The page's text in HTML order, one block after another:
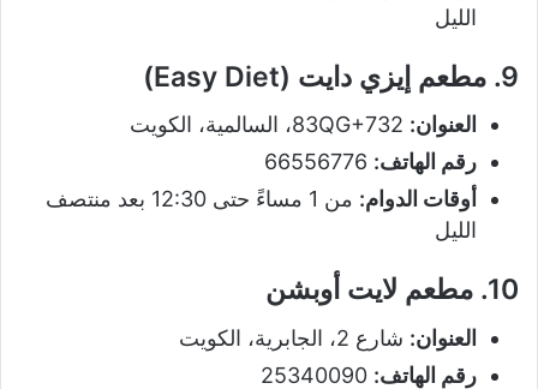
الليل
9. مطعم إيزي دايت (Easy Diet)
العنوان:
رقم الهاتف:
أوقات الدوام:
من 1 مساءً حتى 12:30 بعد منتصف
الليل
10. مطعم لايت أوبشن
العنوان: شارع 2، الجابرية، الكويت
رقم الهاتف: